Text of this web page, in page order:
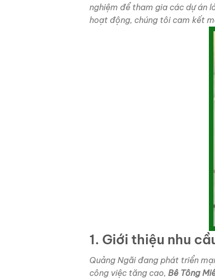
nghiệm để tham gia các dự án
hoạt động, chúng tôi cam kết
1. Giới thiệu nhu
Quảng Ngãi đang phát triển
công việc tăng cao, Bê Tông